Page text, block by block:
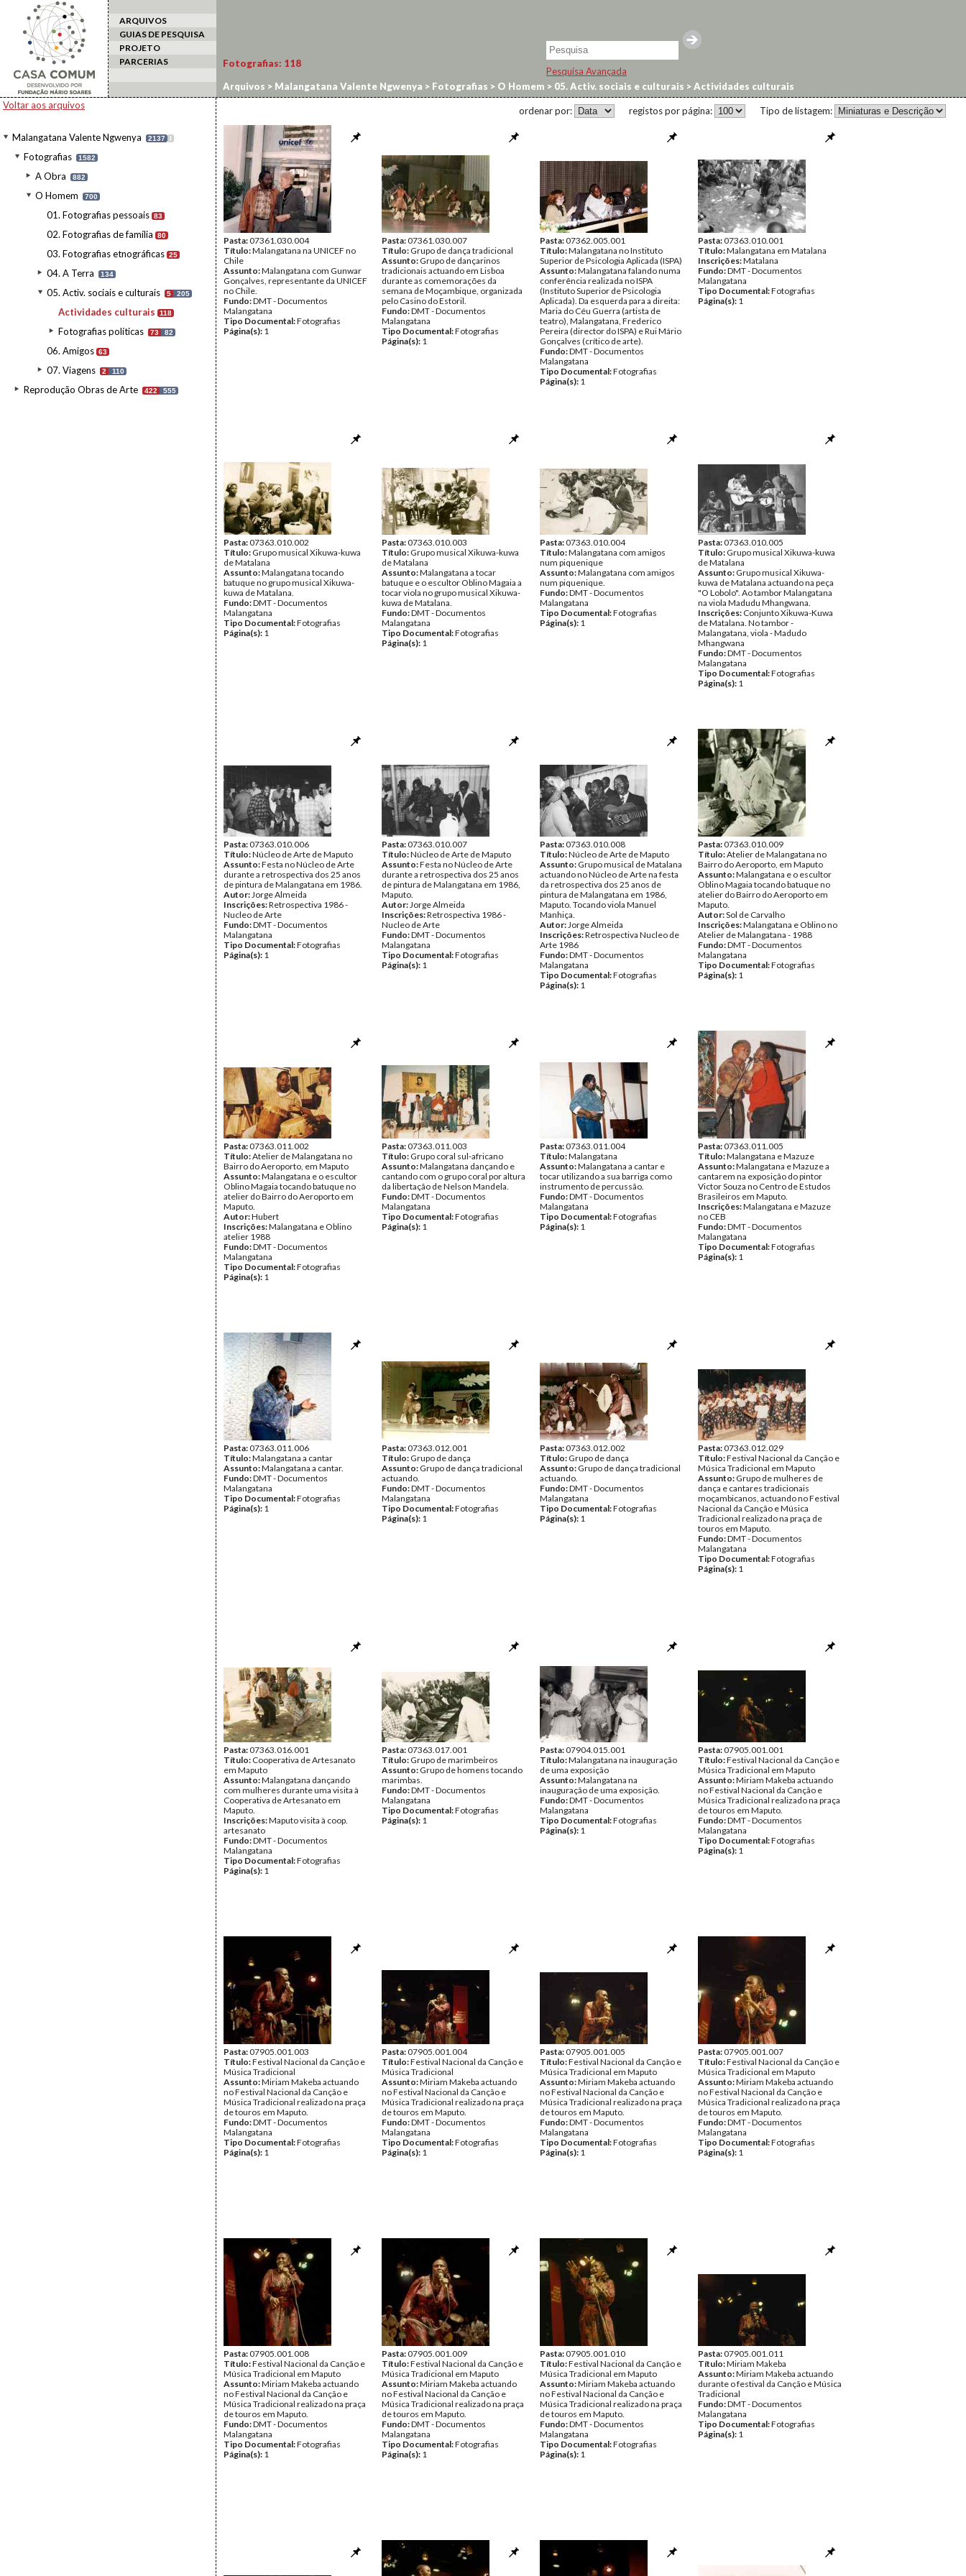
ARQUIVOS
GUIAS DE PESQUISA
PROJETO
PARCERIAS
Pesquisa Avançada
Voltar aos arquivos
Malangatana Valente Ngwenya 2137 I
Fotografias 1582
A Obra 882
O Homem 700
01. Fotografias pessoais 83
02. Fotografias de família 80
03. Fotografias etnográficas 25
04. A Terra 134
05. Activ. sociais e culturais 5 205
Actividades culturais 118
Fotografias políticas 73 82
06. Amigos 63
07. Viagens 2 110
Reprodução Obras de Arte 422 555
Fotografias: 118
Arquivos > Malangatana Valente Ngwenya > Fotografias > O Homem > 05. Activ. sociais e culturais >Actividades culturais
Tipo de listagem:
registos por página:
ordenar por:
Pasta:07361.030.004
Título:Malangatana na UNICEF no
Chile
Assunto:Malangatana com Gunwar
Gonçalves, representante da UNICEF
no Chile.
Fundo:DMT - Documentos
Malangatana
Tipo Documental:Fotografias
Página(s): 1
Pasta:07361.030.007
Título: Grupo de dança tradicional
Assunto: Grupo de dançarinos
tradicionais actuando em Lisboa
durante as comemorações da
semana de Moçambique, organizada
pelo Casino do Estoril.
Fundo:DMT - Documentos
Malangatana
Tipo Documental:Fotografias
Página(s): 1
Pasta:07362.005.001
Título:Malangatana no Instituto
Superior de Psicologia Aplicada (ISPA)
Assunto:Malangatana falando numa
conferência realizada no ISPA
(Instituto Superior de Psicologia
Aplicada). Da esquerda para a direita:
Maria do Céu Guerra (artista de
teatro), Malangatana, Frederico
Pereira (director do ISPA) e Rui Mário
Gonçalves (crítico de arte).
Fundo:DMT - Documentos
Malangatana
Tipo Documental:Fotografias
Página(s): 1
Pasta:07363.010.001
Título:Malangatana em Matalana
Inscrições:Matalana
Fundo:DMT - Documentos
Malangatana
Tipo Documental:Fotografias
Página(s): 1
Pasta:07363.010.002
Título: Grupo musical Xikuwa-kuwa
de Matalana
Assunto:Malangatana tocando
batuque no grupo musical Xikuwa-
kuwa de Matalana.
Fundo:DMT - Documentos
Malangatana
Tipo Documental:Fotografias
Página(s): 1
Pasta:07363.010.003
Título: Grupo musical Xikuwa-kuwa
de Matalana
Assunto:Malangatana a tocar
batuque e o escultor Oblino Magaia a
tocar viola no grupo musical Xikuwa-
kuwa de Matalana.
Fundo:DMT - Documentos
Malangatana
Tipo Documental:Fotografias
Página(s): 1
Pasta:07363.010.004
Título:Malangatana com amigos
num piquenique
Assunto:Malangatana com amigos
num piquenique.
Fundo:DMT - Documentos
Malangatana
Tipo Documental:Fotografias
Página(s): 1
Pasta:07363.010.005
Título: Grupo musical Xikuwa-kuwa
de Matalana
Assunto: Grupo musical Xikuwa-
kuwa de Matalana actuando na peça
"O Lobolo". Ao tambor Malangatana
na viola Madudu Mhangwana.
Inscrições: Conjunto Xikuwa-Kuwa
de Matalana. No tambor -
Malangatana, viola - Madudo
Mhangwana
Fundo:DMT - Documentos
Malangatana
Tipo Documental:Fotografias
Página(s): 1
Pasta:07363.010.006
Título:Núcleo de Arte de Maputo
Assunto:Festa no Núcleo de Arte
durante a retrospectiva dos 25 anos
de pintura de Malangatana em 1986.
Autor:Jorge Almeida
Inscrições:Retrospectiva 1986 -
Nucleo de Arte
Fundo:DMT - Documentos
Malangatana
Tipo Documental:Fotografias
Página(s): 1
Pasta:07363.010.007
Título:Núcleo de Arte de Maputo
Assunto:Festa no Núcleo de Arte
durante a retrospectiva dos 25 anos
de pintura de Malangatana em 1986,
Maputo.
Autor:Jorge Almeida
Inscrições:Retrospectiva 1986 -
Nucleo de Arte
Fundo:DMT - Documentos
Malangatana
Tipo Documental:Fotografias
Página(s): 1
Pasta:07363.010.008
Título:Núcleo de Arte de Maputo
Assunto: Grupo musical de Matalana
actuando no Núcleo de Arte na festa
da retrospectiva dos 25 anos de
pintura de Malangatana em 1986,
Maputo. Tocando viola Manuel
Manhiça.
Autor:Jorge Almeida
Inscrições:Retrospectiva Nucleo de
Arte 1986
Fundo:DMT - Documentos
Malangatana
Tipo Documental:Fotografias
Página(s): 1
Pasta:07363.010.009
Título:Atelier de Malangatana no
Bairro do Aeroporto, em Maputo
Assunto:Malangatana e o escultor
Oblino Magaia tocando batuque no
atelier do Bairro do Aeroporto em
Maputo.
Autor:Sol de Carvalho
Inscrições:Malangatana e Oblino no
Atelier de Malangatana - 1988
Fundo:DMT - Documentos
Malangatana
Tipo Documental:Fotografias
Página(s): 1
Pasta:07363.011.002
Título:Atelier de Malangatana no
Bairro do Aeroporto, em Maputo
Assunto:Malangatana e o escultor
Oblino Magaia tocando batuque no
atelier do Bairro do Aeroporto em
Maputo.
Autor:Hubert
Inscrições:Malangatana e Oblino
atelier 1988
Fundo:DMT - Documentos
Malangatana
Tipo Documental:Fotografias
Página(s): 1
Pasta:07363.011.003
Título: Grupo coral sul-africano
Assunto:Malangatana dançando e
cantando com o grupo coral por altura
da libertação de Nelson Mandela.
Fundo:DMT - Documentos
Malangatana
Tipo Documental:Fotografias
Página(s): 1
Pasta:07363.011.004
Título:Malangatana
Assunto:Malangatana a cantar e
tocar utilizando a sua barriga como
instrumento de percussão.
Fundo:DMT - Documentos
Malangatana
Tipo Documental:Fotografias
Página(s): 1
Pasta:07363.011.005
Título:Malangatana e Mazuze
Assunto:Malangatana e Mazuze a
cantarem na exposição do pintor
Victor Souza no Centro de Estudos
Brasileiros em Maputo.
Inscrições:Malangatana e Mazuze
no CEB
Fundo:DMT - Documentos
Malangatana
Tipo Documental:Fotografias
Página(s): 1
Pasta:07363.011.006
Título:Malangatana a cantar
Assunto:Malangatana a cantar.
Fundo:DMT - Documentos
Malangatana
Tipo Documental:Fotografias
Página(s): 1
Pasta:07363.012.001
Título: Grupo de dança
Assunto: Grupo de dança tradicional
actuando.
Fundo:DMT - Documentos
Malangatana
Tipo Documental:Fotografias
Página(s): 1
Pasta:07363.012.002
Título: Grupo de dança
Assunto: Grupo de dança tradicional
actuando.
Fundo:DMT - Documentos
Malangatana
Tipo Documental:Fotografias
Página(s): 1
Pasta:07363.012.029
Título:Festival Nacional da Canção e
Música Tradicional em Maputo
Assunto: Grupo de mulheres de
dança e cantares tradicionais
moçambicanos, actuando no Festival
Nacional da Canção e Música
Tradicional realizado na praça de
touros em Maputo.
Fundo:DMT - Documentos
Malangatana
Tipo Documental:Fotografias
Página(s): 1
Pasta:07363.016.001
Título: Cooperativa de Artesanato
em Maputo
Assunto:Malangatana dançando
com mulheres durante uma visita à
Cooperativa de Artesanato em
Maputo.
Inscrições:Maputo visita à coop.
artesanato
Fundo:DMT - Documentos
Malangatana
Tipo Documental:Fotografias
Página(s): 1
Pasta:07363.017.001
Título: Grupo de marimbeiros
Assunto: Grupo de homens tocando
marimbas.
Fundo:DMT - Documentos
Malangatana
Tipo Documental:Fotografias
Página(s): 1
Pasta:07904.015.001
Título:Malangatana na inauguração
de uma exposição
Assunto:Malangatana na
inauguração de uma exposição.
Fundo:DMT - Documentos
Malangatana
Tipo Documental:Fotografias
Página(s): 1
Pasta:07905.001.001
Título:Festival Nacional da Canção e
Música Tradicional em Maputo
Assunto:Miriam Makeba actuando
no Festival Nacional da Canção e
Música Tradicional realizado na praça
de touros em Maputo.
Fundo:DMT - Documentos
Malangatana
Tipo Documental:Fotografias
Página(s): 1
Pasta:07905.001.003
Título:Festival Nacional da Canção e
Música Tradicional
Assunto:Miriam Makeba actuando
no Festival Nacional da Canção e
Música Tradicional realizado na praça
de touros em Maputo.
Fundo:DMT - Documentos
Malangatana
Tipo Documental:Fotografias
Página(s): 1
Pasta:07905.001.004
Título:Festival Nacional da Canção e
Música Tradicional
Assunto:Miriam Makeba actuando
no Festival Nacional da Canção e
Música Tradicional realizado na praça
de touros em Maputo.
Fundo:DMT - Documentos
Malangatana
Tipo Documental:Fotografias
Página(s): 1
Pasta:07905.001.005
Título:Festival Nacional da Canção e
Música Tradicional em Maputo
Assunto:Miriam Makeba actuando
no Festival Nacional da Canção e
Música Tradicional realizado na praça
de touros em Maputo.
Fundo:DMT - Documentos
Malangatana
Tipo Documental:Fotografias
Página(s): 1
Pasta:07905.001.007
Título:Festival Nacional da Canção e
Música Tradicional em Maputo
Assunto:Miriam Makeba actuando
no Festival Nacional da Canção e
Música Tradicional realizado na praça
de touros em Maputo.
Fundo:DMT - Documentos
Malangatana
Tipo Documental:Fotografias
Página(s): 1
Pasta:07905.001.008
Título:Festival Nacional da Canção e
Música Tradicional em Maputo
Assunto:Miriam Makeba actuando
no Festival Nacional da Canção e
Música Tradicional realizado na praça
de touros em Maputo.
Fundo:DMT - Documentos
Malangatana
Tipo Documental:Fotografias
Página(s): 1
Pasta:07905.001.009
Título:Festival Nacional da Canção e
Música Tradicional em Maputo
Assunto:Miriam Makeba actuando
no Festival Nacional da Canção e
Música Tradicional realizado na praça
de touros em Maputo.
Fundo:DMT - Documentos
Malangatana
Tipo Documental:Fotografias
Página(s): 1
Pasta:07905.001.010
Título:Festival Nacional da Canção e
Música Tradicional em Maputo
Assunto:Miriam Makeba actuando
no Festival Nacional da Canção e
Música Tradicional realizado na praça
de touros em Maputo.
Fundo:DMT - Documentos
Malangatana
Tipo Documental:Fotografias
Página(s): 1
Pasta:07905.001.011
Título:Miriam Makeba
Assunto:Miriam Makeba actuando
durante o festival da Canção e Música
Tradicional
Fundo:DMT - Documentos
Malangatana
Tipo Documental:Fotografias
Página(s): 1